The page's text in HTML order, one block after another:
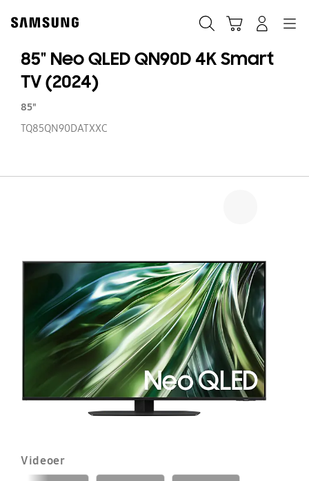
content
85" Neo QLED QN90D 4K Smart
TV (2024)
85"
TQ85QN90DATXXC
Videoer